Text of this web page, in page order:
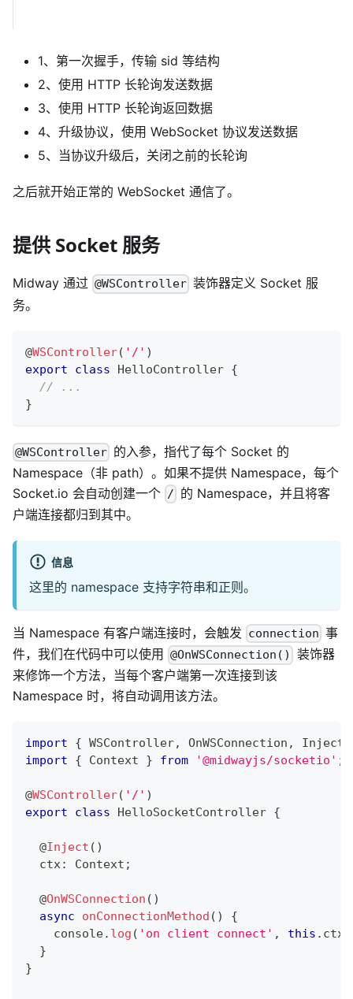
1、第一次握手，传输 sid 等结构
2、使用 HTTP 长轮询发送数据
3、使用 HTTP 长轮询返回数据
4、升级协议，使用 WebSocket 协议发送数据
5、当协议升级后，关闭之前的长轮询
之后就开始正常的 WebSocket 通信了。
提供 Socket 服务
Midway 通过 @WSController 装饰器定义 Socket 服
务。
@WSController( '/' )
export
class HelloController {
// ...
}
@WSController 的入参，指代了每个 Socket 的
Namespace（非 path）。如果不提供 Namespace，每个
Socket.io 会自动创建一个 / 的 Namespace，并且将客
户端连接都归到其中。
信息
这里的 namespace 支持字符串和正则。
当 Namespace 有客户端连接时，会触发 connection 事
件，我们在代码中可以使用
@OnWSConnection()
装饰器
来修饰一个方法，当每个客户端第一次连接到该
Namespace 时，将自动调用该方法。
import { WSController, OnWSConnection , Inject
import
{ Context } from '@midwayjs/socketio' ;
@WSController( '/' )
export
class HelloSocketController {
@Inject ( )
  ctx
: Context ;
@OnWSConnection ( )
async
onConnectionMethod ( )
{
console. log ( 'on client connect' , this . ctx
}
}